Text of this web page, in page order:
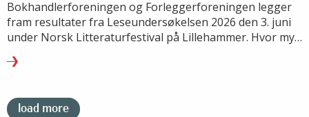
Bokhandlerforeningen og Forleggerforeningen legger
fram resultater fra Leseundersøkelsen 2026 den 3. juni
under Norsk Litteraturfestival på Lillehammer. Hvor mye
seg?
load more